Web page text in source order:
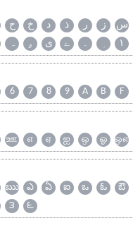
ح خ د ذ ر ز س
ہ ۄ ی ے ۔ ۱
6 7 8 9 A B F
ஊ எ ஏ ஐ ஒ ஓ ஔ
ఋ ఎ ఏ ఐ ఒ ఓ ఔ
౩ ౬